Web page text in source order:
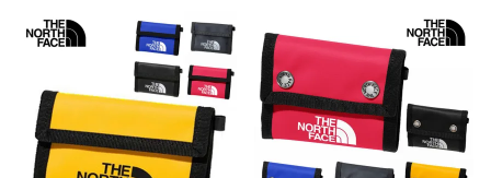
2026 年8月
月 火 金
1
2
3 4 6
8
9
10 11 13 14
15